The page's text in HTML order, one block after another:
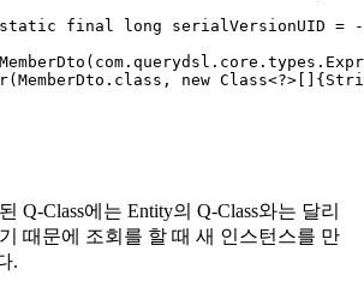
static final long serialVersionUID =
-
( com . querydsl . core . types .
( MemberDto . class , new Class<?>[]{
Q-Class에는 Entity의 Q-Class와는 달리
때문에 조회를 할 때 새 인스턴스를 만
.